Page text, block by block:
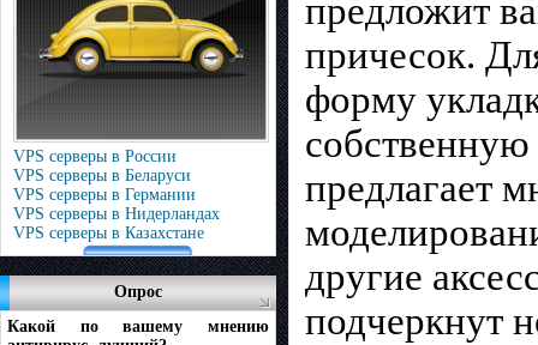
VPS серверы в России
VPS серверы в Беларуси
VPS серверы в Германии
VPS серверы в Нидерландах
VPS серверы в Казахстане
Опрос
Какой по вашему мнению
предложит
причесок.
форму
предлагает
другие
подчеркнут